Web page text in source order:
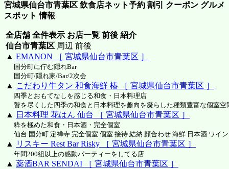
宮城県仙台市青葉区 飲食店ネット予約 割引 クーポン グルメ
スポット 情報
全店舗 全件表示 お店一覧 前後 紹介
仙台市青葉区 周辺 前後
▲ EMANON ［ 宮城県仙台市青葉区 ］
国分町に佇む隠れBar
国分町/隠れ家/Bar/2次会
▲ こだわり牛タン 和食海鮮 椿 ［ 宮城県仙台市青葉区 ］
四季とおもてなしを感じる和食・日本料理店
贅を尽くした四季の和食と日本料理を趣向を凝らした種類豊富な個室空
▲ 日本料理 花はん 仙台 ［ 宮城県仙台市青葉区 ］
粋を極めた和食・日本酒・完全個室
仙台 国分町 定禅寺 完全個室 個室 接待 結納 顔合わせ 海鮮 日本酒 ワイ
▲ リスキー Rest Bar Risky ［ 宮城県仙台市青葉区 ］
年間200組以上の感動パーティーをしてる店
▲ 薬酒BAR SENDAI ［ 宮城県仙台市青葉区 ］